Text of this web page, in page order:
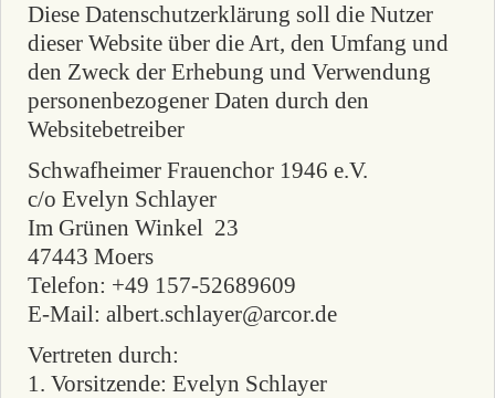
Diese Datenschutzerklärung soll die Nutzer
dieser Website über die Art, den Umfang und
den Zweck der Erhebung und Verwendung
personenbezogener Daten durch den
Websitebetreiber
Schwafheimer Frauenchor 1946 e.V.
c/o Evelyn Schlayer
Im Grünen Winkel 23
47443 Moers
Telefon: +49 157-52689609
E-Mail: albert.schlayer@arcor.de
Vertreten durch:
1. Vorsitzende: Evelyn Schlayer